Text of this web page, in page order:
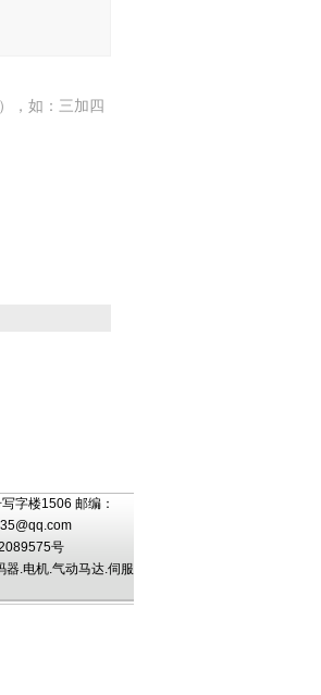
，如：三加四
字楼1506 邮编：
号
.电机.气动马达.伺服